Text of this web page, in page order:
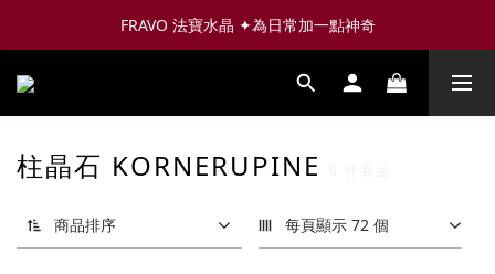
FRAVO 法寶水晶 ✦為日常加一點神奇
柱晶石 KORNERUPINE
商品排序 每頁顯示 72 個